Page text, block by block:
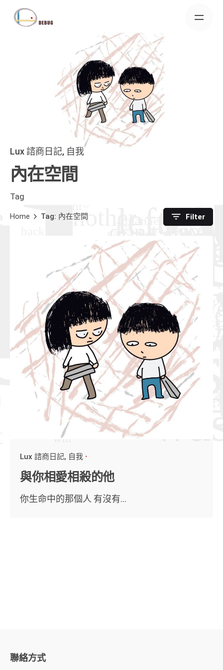
Lux 諮商日記 自我
內在空間
Tag
Home Tag: 內在空間 Filter
Lux 諮商日記 自我
與你相愛相殺的他
你生命中的那個人 有沒有...
聯絡方式